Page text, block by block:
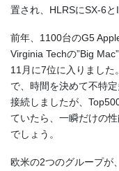
置され、HLRSにSX-6と
前年、1100台のG5
Virginia Techの”Big
11月に7位に入りまし
で、時間を決めて不特
接続しましたが、
ていたら、一瞬だけの
でしょう。
欧米の2つのグループが